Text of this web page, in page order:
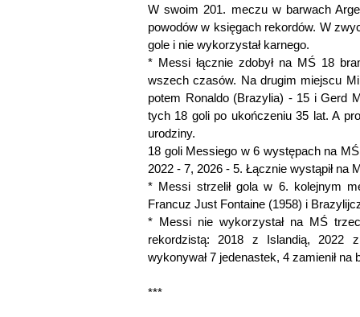
W swoim 201. meczu w barwach
powodów w księgach rekordów. W
gole i nie wykorzystał karnego.
* Messi łącznie zdobył na MŚ 18
wszech czasów. Na drugim miejscu
potem Ronaldo (Brazylia) - 15 i Gerd
tych 18 goli po ukończeniu 35 lat. A
urodziny.
18 goli Messiego w 6 występach na
2022 - 7, 2026 - 5. Łącznie wystąpił na
* Messi strzelił gola w 6. kolejnym
Francuz Just Fontaine (1958) i
* Messi nie wykorzystał na MŚ
rekordzistą: 2018 z Islandią, 2022
wykonywał 7 jedenastek, 4 zamienił na
***